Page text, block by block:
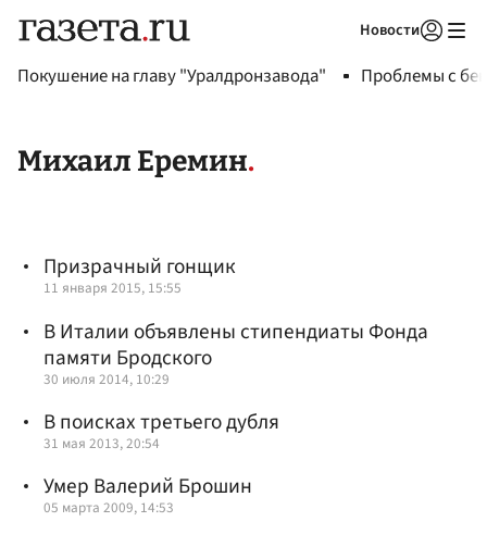
Новости
Покушение на главу "Уралдронзавода" Проблемы с
Михаил Еремин
Призрачный гонщик
11 января 2015, 15:55
В Италии объявлены стипендиаты Фонда
памяти Бродского
30 июля 2014, 10:29
В поисках третьего дубля
31 мая 2013, 20:54
Умер Валерий Брошин
05 марта 2009, 14:53